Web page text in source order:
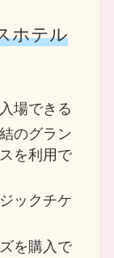
ホテル
場できる
のグラン
を利用で
ックチケ
を購入で